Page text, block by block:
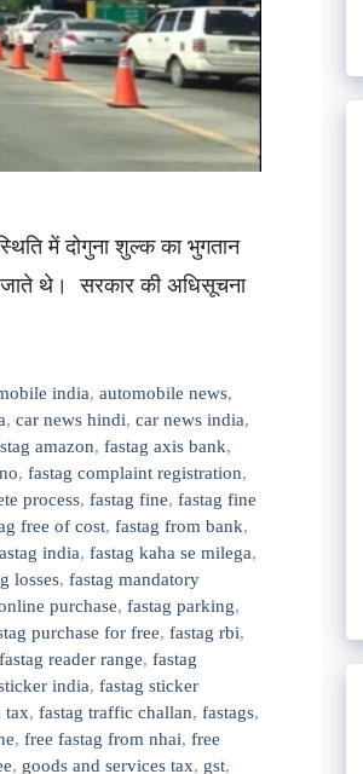
में दोगुना शुल्क का भुगतान
जाते थे। सरकार की अधिसूचना
india,automobile news,
, car news hindi, car news india,
amazon, fastag axis bank,
, fastag complaint registration,
process, fastag fine, fastag fine
free of cost, fastag from bank,
india, fastag kaha se milega,
losses, fastag mandatory
purchase, fastag parking,
purchase for free, fastag rbi,
fastag reader range, fastag
india, fastag sticker
tax, fastag traffic challan, fastags,
, free fastag from nhai, free
, goods and services tax, gst,